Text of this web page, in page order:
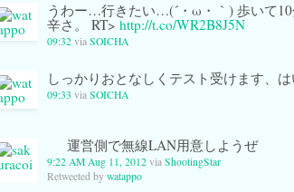
うわー…行きたい…(´・ω・｀) 歩いて
辛さ。 RT> http://t.co/WR2B8J5N
09:32 via SOICHA
しっかりおとなしくテスト受けます、
09:33 via SOICHA
運営側で無線LAN用意しようぜ
9:22 AM Aug 11, 2012 via ShootingStar
Retweeted by watappo